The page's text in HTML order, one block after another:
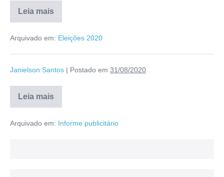
Leia mais
Arquivado em: Eleições 2020
Janielson Santos | Postado em 31/08/2020
Leia mais
Arquivado em: Informe publicitário